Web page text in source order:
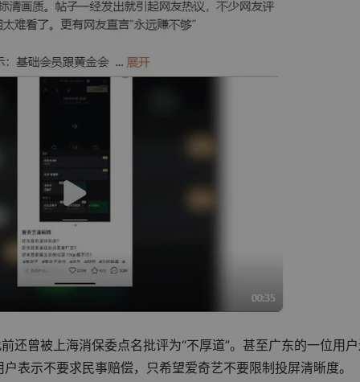
还曾被上海消保委点名批评为“不厚道”。甚至广东的一位用
表示不要求民事赔偿，只希望爱奇艺不要限制投屏清晰度。